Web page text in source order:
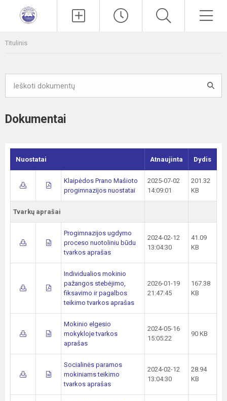
Titulinis
Dokumentai
Nuostatai Atnaujinta Dydis
Klaipėdos Prano Mašioto
progimnazijos nuostatai
2025-07-02
14:09:01
201.32
KB
Tvarkų aprašai
Progimnazijos ugdymo
proceso nuotoliniu būdu
tvarkos aprašas
2024-02-12
13:04:30
41.09
KB
Individualios mokinio
pažangos stebėjimo,
fiksavimo ir pagalbos
teikimo tvarkos aprašas
2026-01-19
21:47:45
167.38
KB
Mokinio elgesio
mokykloje tvarkos
aprašas
2024-05-16
15:05:22
90 KB
Socialinės paramos
mokiniams teikimo
tvarkos aprašas
2024-02-12
13:04:30
28.94
KB